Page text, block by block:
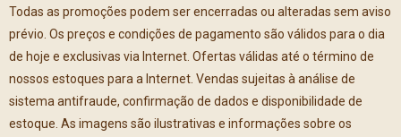
Todas as promoções podem ser encerradas ou alteradas sem aviso
prévio. Os preços e condições de pagamento são válidos para o dia
de hoje e exclusivas via Internet. Ofertas válidas até o término de
nossos estoques para a Internet. Vendas sujeitas à análise de
sistema antifraude, confirmação de dados e disponibilidade de
estoque. As imagens são ilustrativas e informações sobre os